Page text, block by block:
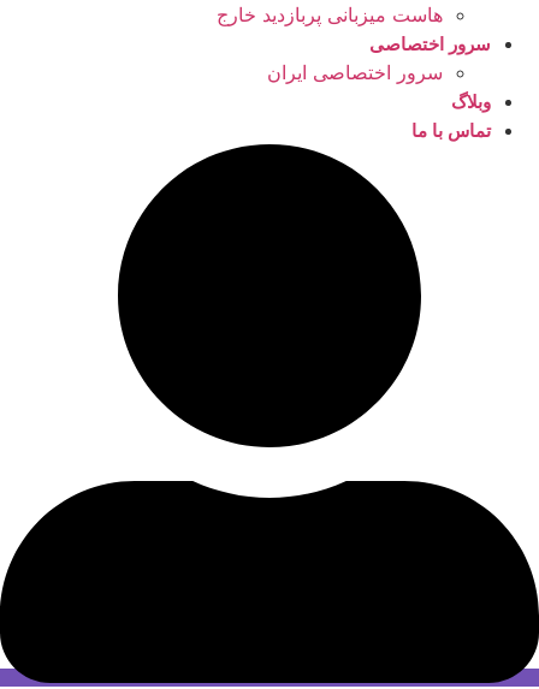
هاست میزبانی پربازدید خارج
سرور اختصاصی
سرور اختصاصی ایران
وبلاگ
تماس با ما